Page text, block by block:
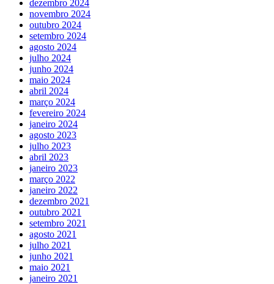
dezembro 2024
novembro 2024
outubro 2024
setembro 2024
agosto 2024
julho 2024
junho 2024
maio 2024
abril 2024
março 2024
fevereiro 2024
janeiro 2024
agosto 2023
julho 2023
abril 2023
janeiro 2023
março 2022
janeiro 2022
dezembro 2021
outubro 2021
setembro 2021
agosto 2021
julho 2021
junho 2021
maio 2021
janeiro 2021